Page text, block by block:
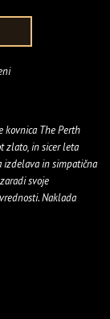
kovnica The Perth
zlato, in sicer leta
izdelava in simpatična
svoje
Naklada